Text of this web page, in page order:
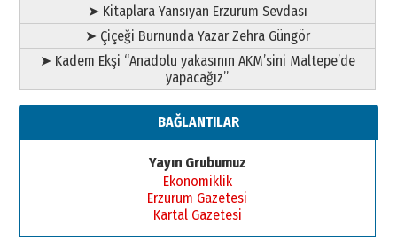
➤ Kitaplara Yansıyan Erzurum Sevdası
➤ Çiçeği Burnunda Yazar Zehra Güngör
➤ Kadem Ekşi “Anadolu yakasının AKM’sini Maltepe’de
yapacağız”
BAĞLANTILAR
Yayın Grubumuz
Ekonomiklik
Erzurum Gazetesi
Kartal Gazetesi